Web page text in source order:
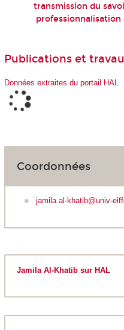
transmission du
Publications et
Données extraites du portail HAL
Coordonnées
jamila.al-khatib@univ-
Jamila Al-Khatib sur HAL